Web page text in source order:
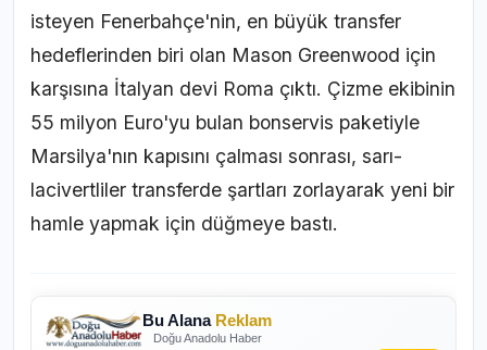
isteyen Fenerbahçe'nin, en büyük transfer
hedeflerinden biri olan Mason Greenwood için
karşısına İtalyan devi Roma çıktı. Çizme ekibinin
55 milyon Euro'yu bulan bonservis paketiyle
Marsilya'nın kapısını çalması sonrası, sarı-
lacivertliler transferde şartları zorlayarak yeni bir
hamle yapmak için düğmeye bastı.
Bu Alana Reklam
Doğu Anadolu Haber